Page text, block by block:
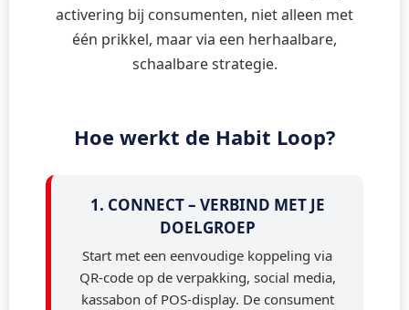
activering bij consumenten, niet alleen met
één prikkel, maar via een herhaalbare,
schaalbare strategie.
Hoe werkt de Habit Loop?
1. CONNECT – VERBIND MET JE
DOELGROEP
Start met een eenvoudige koppeling via
QR-code op de verpakking, social media,
kassabon of POS-display. De consument